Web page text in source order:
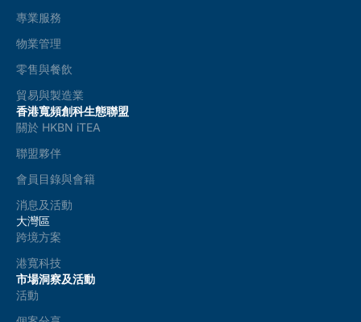
專業服務
物業管理
零售與餐飲
貿易與製造業
香港寬頻創科生態聯盟
關於 HKBN iTEA
聯盟夥伴
會員目錄與會籍
消息及活動
大灣區
跨境方案
港寬科技
市場洞察及活動
活動